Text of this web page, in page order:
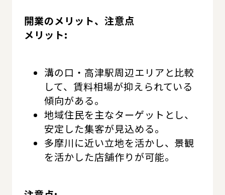
開業のメリット、注意点
メリット:
溝の口・高津駅周辺エリアと比較
して、賃料相場が抑えられている
傾向がある。
地域住民を主なターゲットとし、
安定した集客が見込める。
多摩川に近い立地を活かし、景観
を活かした店舗作りが可能。